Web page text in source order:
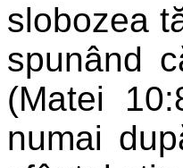
slobozea
spunând
(Matei
numai